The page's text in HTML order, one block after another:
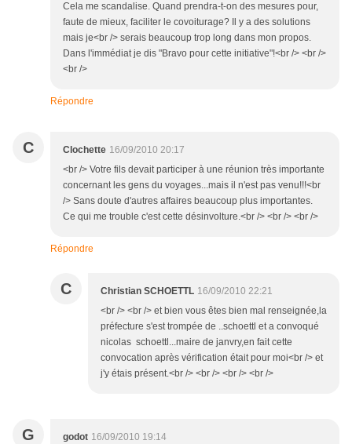
Cela me scandalise. Quand prendra-t-on des mesures pour,
faute de mieux, faciliter le covoiturage? Il y a des solutions
mais je<br /> serais beaucoup trop long dans mon propos.
Dans l'immédiat je dis "Bravo pour cette initiative"!<br /> <br />
<br />
Répondre
C Clochette 16/09/2010 20:17
<br /> Votre fils devait participer à une réunion très importante
concernant les gens du voyages...mais il n'est pas venu!!!<br
/> Sans doute d'autres affaires beaucoup plus importantes.
Ce qui me trouble c'est cette désinvolture.<br /> <br /> <br />
Répondre
C Christian SCHOETTL 16/09/2010 22:21
<br /> <br /> et bien vous êtes bien mal renseignée,la
préfecture s'est trompée de ..schoettl et a convoqué
nicolas schoettl...maire de janvry,en fait cette
convocation après vérification était pour moi<br /> et
j'y étais présent.<br /> <br /> <br /> <br />
G godot 16/09/2010 19:14